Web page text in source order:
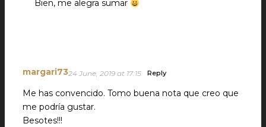
Bien, me alegra sumar
margari7324 June, 2019 at 17:15 Reply
Me has convencido. Tomo buena nota que creo que
me podría gustar.
Besotes!!!